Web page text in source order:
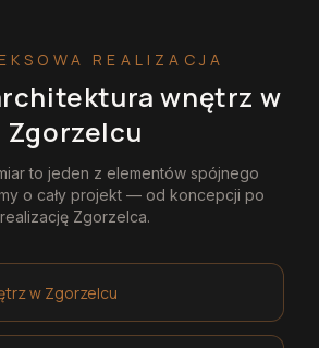
REALIZACJA
wnętrz w
Zgorzelcu
to jeden z elementów spójnego
o cały projekt — od koncepcji po
realizację Zgorzelca.
w Zgorzelcu